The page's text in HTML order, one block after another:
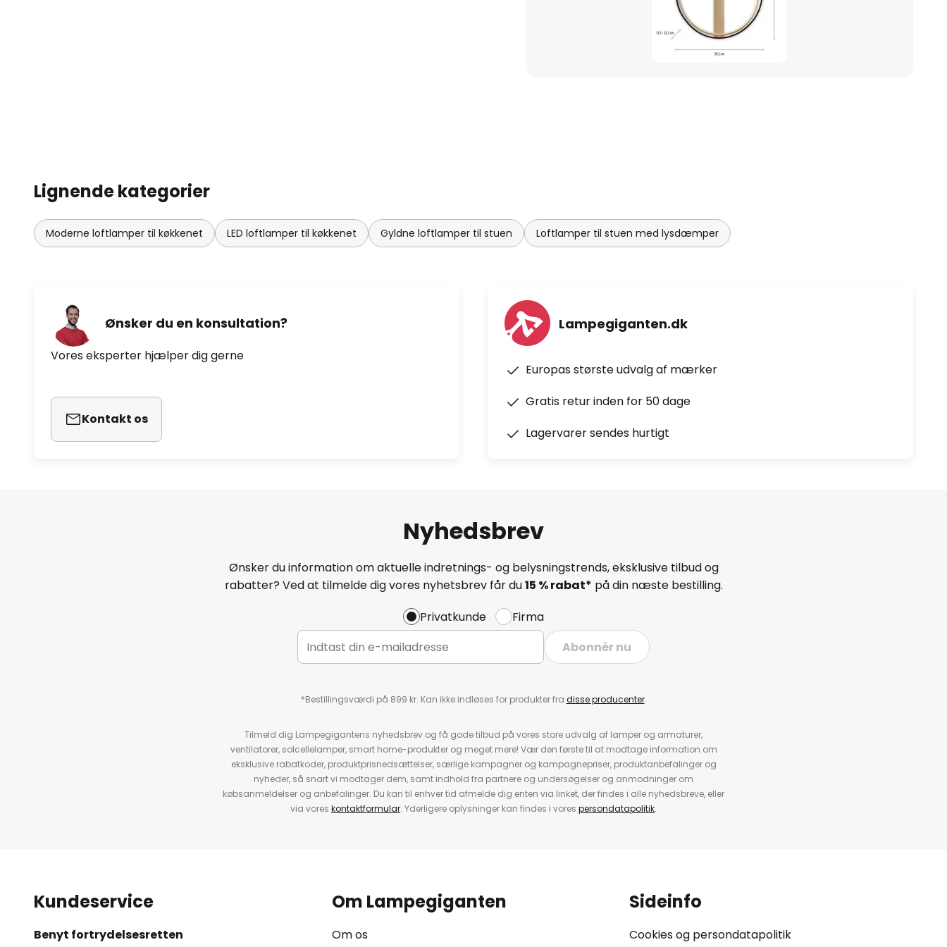
Lignende kategorier
Moderne loftlamper til køkkenet LED loftlamper til køkkenet Gyldne loftlamper til stuen Loftlamper til stuen med lysdæmper
Ønsker du en konsultation?
Vores eksperter hjælper dig gerne
Kontakt os
Lampegiganten.dk
Europas største udvalg af mærker
Gratis retur inden for 50 dage
Lagervarer sendes hurtigt
Nyhedsbrev
Ønsker du information om aktuelle indretnings- og belysningstrends, eksklusive tilbud og
rabatter? Ved at tilmelde dig vores nyhetsbrev får du15 % rabat* på din næste bestilling.
Privatkunde
Firma
Abonnér nu
*Bestillingsværdi på 899 kr. Kan ikke indløses for produkter fra disse producenter.
Tilmeld dig Lampegigantens nyhedsbrev og få gode tilbud på vores store udvalg af lamper og armaturer,
ventilatorer, solcellelamper, smart home-produkter og meget mere! Vær den første til at modtage information om
eksklusive rabatkoder, produktprisnedsættelser, særlige kampagner og kampagnepriser, produktanbefalinger og
nyheder, så snart vi modtager dem, samt indhold fra partnere og undersøgelser og anmodninger om
købsanmeldelser og anbefalinger. Du kan til enhver tid afmelde dig enten via linket, der findes i alle nyhedsbreve, eller
via vores kontaktformular. Yderligere oplysninger kan findes i vores persondatapolitik.
Kundeservice
Benyt fortrydelsesretten
Om Lampegiganten
Om os
Sideinfo
Cookies og persondatapolitik